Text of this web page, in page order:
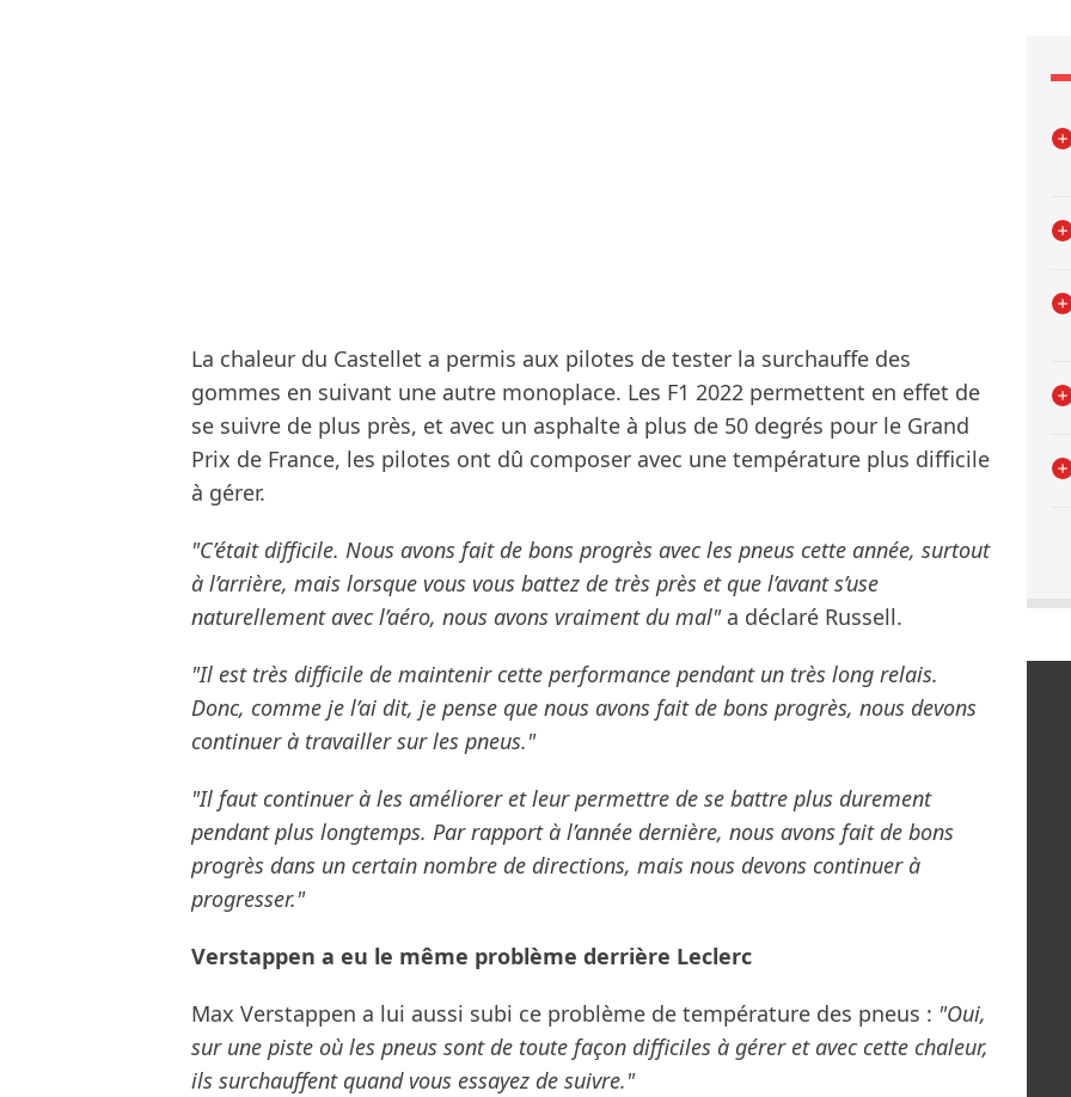
La chaleur du Castellet a permis aux pilotes de tester la surchauffe des
gommes en suivant une autre monoplace. Les F1 2022 permettent en effet de
se suivre de plus près, et avec un asphalte à plus de 50 degrés pour le Grand
Prix de France, les pilotes ont dû composer avec une température plus difficile
à gérer.
"C’était difficile. Nous avons fait de bons progrès avec les pneus cette année, surtout
à l’arrière, mais lorsque vous vous battez de très près et que l’avant s’use
naturellement avec l’aéro, nous avons vraiment du mal"a déclaré Russell.
"Il est très difficile de maintenir cette performance pendant un très long relais.
Donc, comme je l’ai dit, je pense que nous avons fait de bons progrès, nous devons
continuer à travailler sur les pneus."
"Il faut continuer à les améliorer et leur permettre de se battre plus durement
pendant plus longtemps. Par rapport à l’année dernière, nous avons fait de bons
progrès dans un certain nombre de directions, mais nous devons continuer à
progresser."
Verstappen a eu le même problème derrière Leclerc
Max Verstappen a lui aussi subi ce problème de température des pneus : "Oui,
sur une piste où les pneus sont de toute façon difficiles à gérer et avec cette chaleur,
ils surchauffent quand vous essayez de suivre."